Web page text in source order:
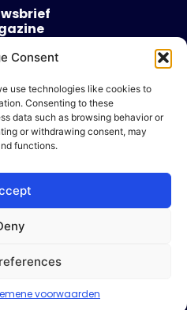
Consent
use technologies like cookies to
Consenting to these
data such as browsing behavior or
or withdrawing consent, may
functions.
voorwaarden
beleid
& Business
door